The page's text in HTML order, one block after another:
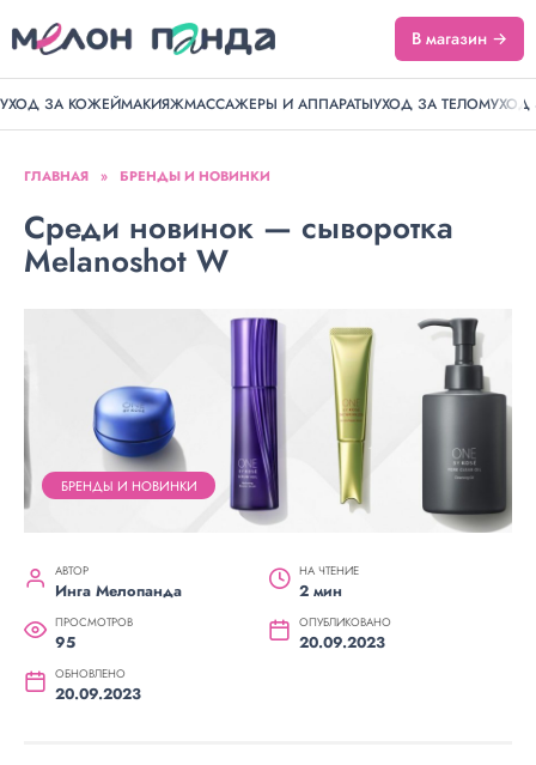
В магазин →
УХОД ЗА КОЖЕЙМАКИЯЖМАССАЖЕРЫ И АППАРАТЫУХОД ЗА ТЕЛОМУХОД
ГЛАВНАЯ » БРЕНДЫ И НОВИНКИ
Среди новинок — сыворотка
Melanoshot W
БРЕНДЫ И НОВИНКИ
АВТОР
Инга Мелопанда
НА ЧТЕНИЕ
2 мин
ПРОСМОТРОВ
95
ОПУБЛИКОВАНО
20.09.2023
ОБНОВЛЕНО
20.09.2023